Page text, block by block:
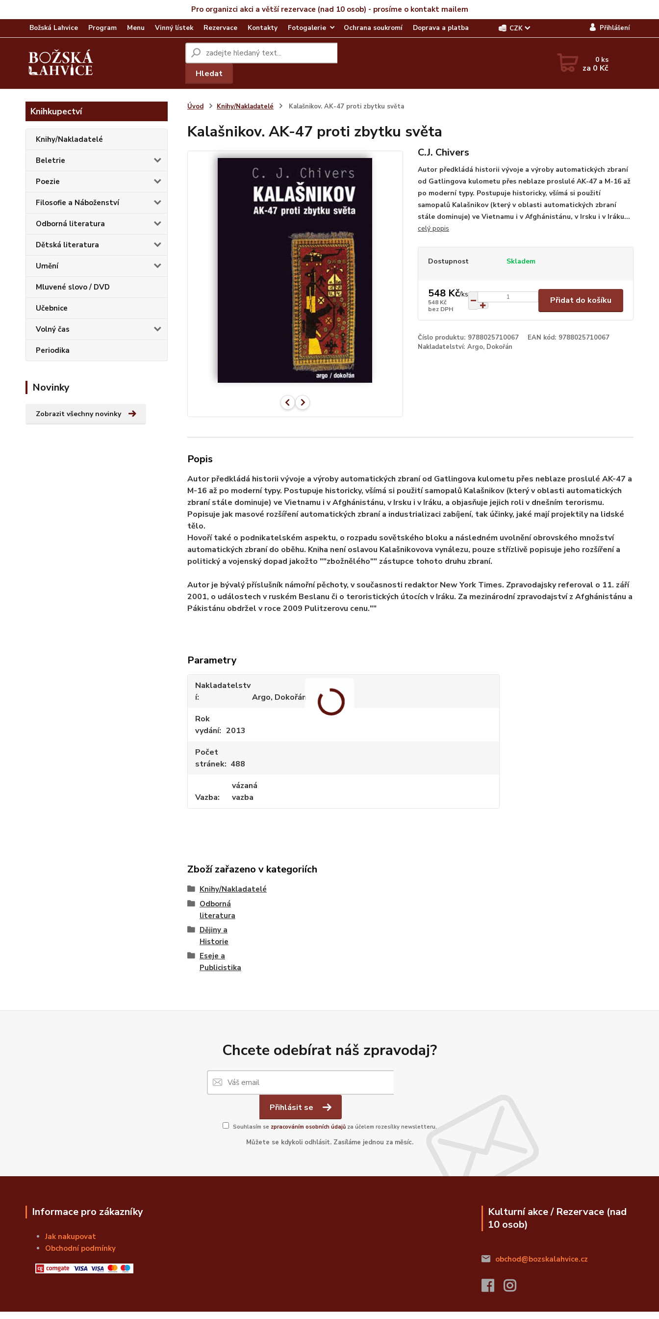
Pro organizci akci a větší rezervace (nad 10 osob) - prosíme o kontakt mailem
Božská Lahvice Program Menu Vinný lístek Rezervace Kontakty Fotogalerie Ochrana soukromí Doprava a platba CZK Přihlášení
Hledat
0 ks
za 0 Kč
Knihkupectví
Knihy/Nakladatelé
Beletrie
Poezie
Filosofie a Náboženství
Odborná literatura
Dětská literatura
Umění
Mluvené slovo / DVD
Učebnice
Volný čas
Periodika
Novinky
Zobrazit všechny novinky
Úvod Knihy/Nakladatelé Kalašnikov. AK-47 proti zbytku světa
Kalašnikov. AK-47 proti zbytku světa
C.J. Chivers
Autor předkládá historii vývoje a výroby automatických zbraní
od Gatlingova kulometu přes neblaze proslulé AK-47 a M-16 až
po moderní typy. Postupuje historicky, všímá si použití
samopalů Kalašnikov (který v oblasti automatických zbraní
stále dominuje) ve Vietnamu i v Afghánistánu, v Irsku i v Iráku...
celý popis
Dostupnost Skladem
548 Kč/ks
548 Kč
bez DPH
Přidat do košíku
Číslo produktu: 9788025710067 EAN kód: 9788025710067
Nakladatelství: Argo, Dokořán
Popis
Autor předkládá historii vývoje a výroby automatických zbraní od Gatlingova kulometu přes neblaze proslulé AK-47 a
M-16 až po moderní typy. Postupuje historicky, všímá si použití samopalů Kalašnikov (který v oblasti automatických
zbraní stále dominuje) ve Vietnamu i v Afghánistánu, v Irsku i v Iráku, a objasňuje jejich roli v dnešním terorismu.
Popisuje jak masové rozšíření automatických zbraní a industrializaci zabíjení, tak účinky, jaké mají projektily na lidské
tělo.
Hovoří také o podnikatelském aspektu, o rozpadu sovětského bloku a následném uvolnění obrovského množství
automatických zbraní do oběhu. Kniha není oslavou Kalašnikovova vynálezu, pouze střízlivě popisuje jeho rozšíření a
politický a vojenský dopad jakožto ""zbožnělého"" zástupce tohoto druhu zbraní.
Autor je bývalý příslušník námořní pěchoty, v současnosti redaktor New York Times. Zpravodajsky referoval o 11. září
2001, o událostech v ruském Beslanu či o teroristických útocích v Iráku. Za mezinárodní zpravodajství z Afghánistánu a
Pákistánu obdržel v roce 2009 Pulitzerovu cenu.""
Parametry
Nakladatelstv
í
Argo, Dokořán
Rok
vydání
2013
Počet
stránek 488
Vazba
vázaná
vazba
Zboží zařazeno v kategoriích
Knihy/Nakladatelé
Odborná
literatura
Dějiny a
Historie
Eseje a
Publicistika
Chcete odebírat náš zpravodaj?
Přihlásit se
Souhlasím se zpracováním osobních údajůza účelem rozesílky newsletteru.
Můžete se kdykoli odhlásit. Zasíláme jednou za měsíc.
Informace pro zákazníky
Jak nakupovat
Obchodní podmínky
Kulturní akce / Rezervace (nad
10 osob)
obchod@bozskalahvice.cz